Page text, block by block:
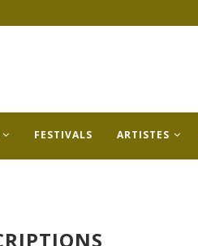
FESTIVALS ARTISTES